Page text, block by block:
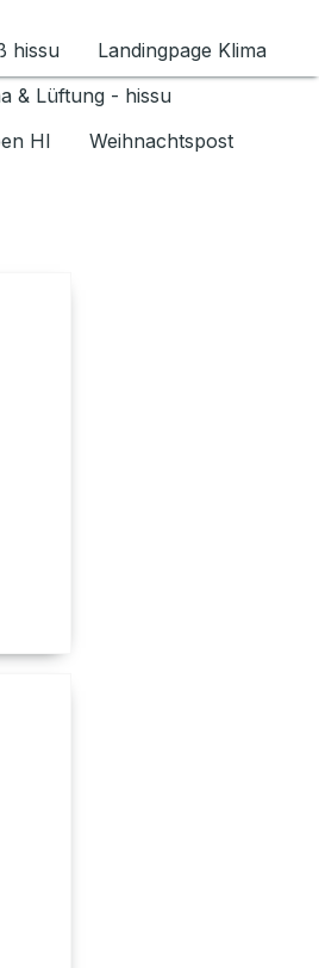
umschalten
hissu
Landingpage Klima
& Lüftung - hissu
HI
Weihnachtspost